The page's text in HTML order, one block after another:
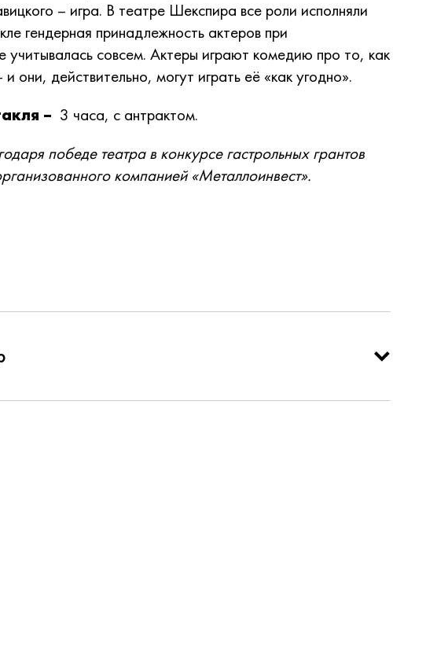
– игра. В театре Шекспира все роли исполняли
гендерная принадлежность актеров при
учитывалась совсем. Актеры играют комедию про то, как
действительно, могут играть её «как угодно».
– 3 часа, с антрактом.
победе театра в конкурсе гастрольных грантов
компанией «Металлоинвест».